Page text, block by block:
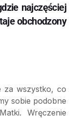
najczęściej
obchodzony
za wszystko, co
sobie podobne
Wręczenie